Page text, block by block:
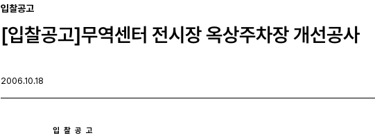
입찰공고
[입찰공고]무역센터 전시장 옥상주차장 개선공사
2006.10.18
입  찰  공  고